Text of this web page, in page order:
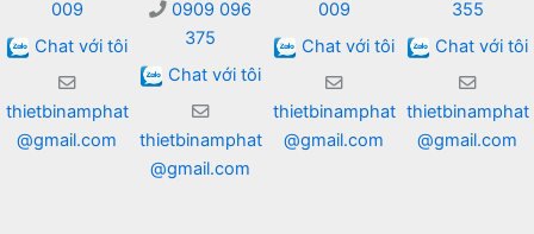
009
Chat với tôi
thietbinamphat
@gmail.com
0909 096
375
Chat với tôi
thietbinamphat
@gmail.com
009
Chat với tôi
thietbinamphat
@gmail.com
355
Chat với tôi
thietbinamphat
@gmail.com